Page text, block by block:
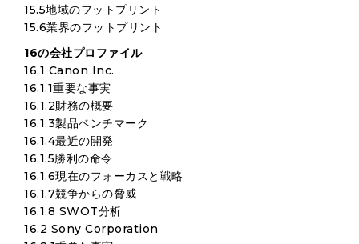
15.5地域のフットプリント
15.6業界のフットプリント
16の会社プロファイル
16.1 Canon Inc.
16.1.1重要な事実
16.1.2財務の概要
16.1.3製品ベンチマーク
16.1.4最近の開発
16.1.5勝利の命令
16.1.6現在のフォーカスと戦略
16.1.7競争からの脅威
16.1.8 SWOT分析
16.2 Sony Corporation